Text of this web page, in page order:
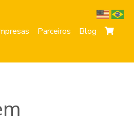
Parceiros Blog